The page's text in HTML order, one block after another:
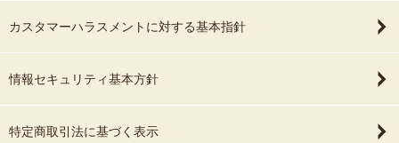
カスタマーハラスメントに対する基本指針
情報セキュリティ基本方針
特定商取引法に基づく表示